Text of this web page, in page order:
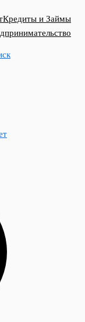
Кредиты и Займы